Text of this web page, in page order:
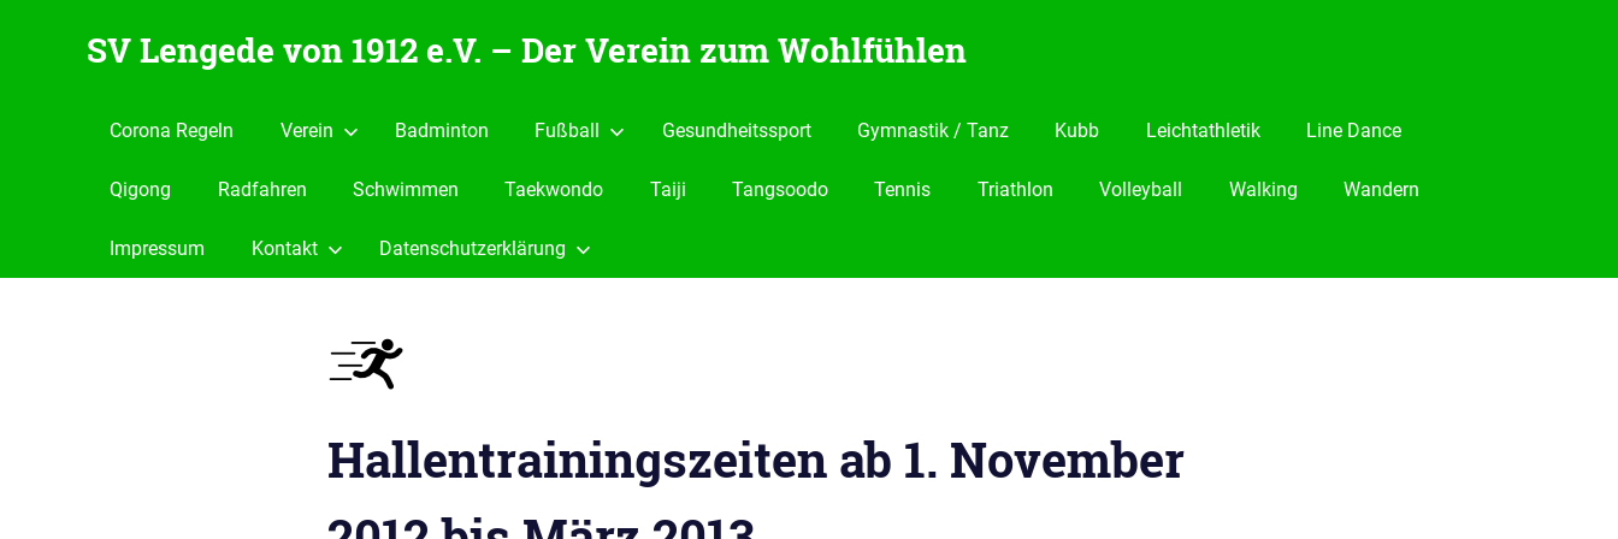
SV Lengede von 1912 e.V. – Der Verein zum Wohlfühlen
Verein
Corona Regeln Verein Badminton Fußball Gesundheitssport Gymnastik / Tanz Kubb Leichtathletik Line Dance
Qigong Radfahren Schwimmen Taekwondo Taiji Tangsoodo Tennis Triathlon Volleyball Walking Wandern
Impressum Kontakt Datenschutzerklärung
Hallentrainingszeiten ab 1. November